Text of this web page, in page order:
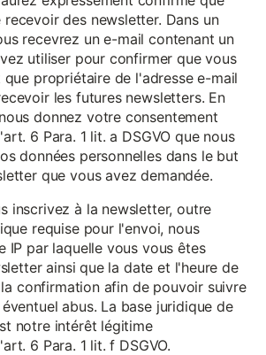
des newsletter. Dans un
recevrez un e-mail contenant un
utiliser pour confirmer que vous
que propriétaire de l'adresse e-mail
les futures newsletters. En
donnez votre consentement
6 Para. 1 lit. a DSGVO que nous
données personnelles dans le but
que vous avez demandée.
inscrivez à la newsletter, outre
requise pour l'envoi, nous
IP par laquelle vous vous êtes
ainsi que la date et l'heure de
confirmation afin de pouvoir suivre
abus. La base juridique de
notre intérêt légitime
6 Para. 1 lit. f DSGVO.